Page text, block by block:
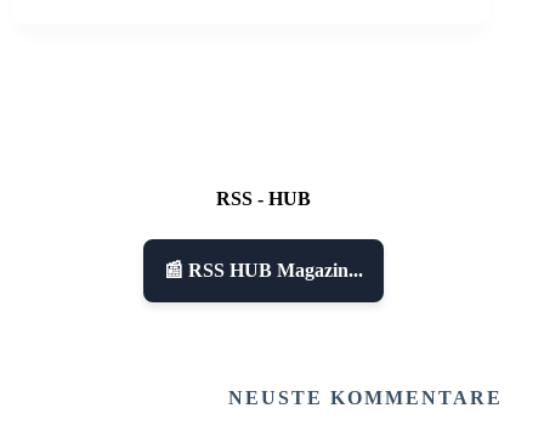
RSS - HUB
📰 RSS HUB Magazin...
NEUSTE KOMMENTARE